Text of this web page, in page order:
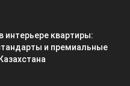
интерьере квартиры:
и премиальные